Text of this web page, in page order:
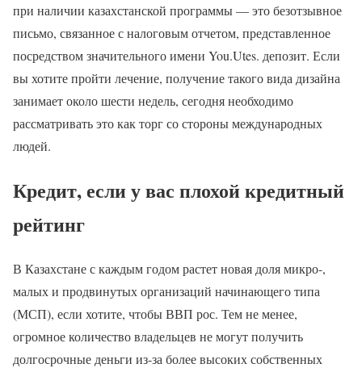
при наличии казахстанской программы — это безотзывное
письмо, связанное с налоговым отчетом, представленное
посредством значительного имени You.Utes. депозит. Если
вы хотите пройти лечение, получение такого вида дизайна
занимает около шести недель, сегодня необходимо
рассматривать это как торг со стороны международных
людей.
Кредит, если у вас плохой кредитный
рейтинг
В Казахстане с каждым годом растет новая доля микро-,
малых и продвинутых организаций начинающего типа
(МСП), если хотите, чтобы ВВП рос. Тем не менее,
огромное количество владельцев не могут получить
долгосрочные деньги из-за более высоких собственных